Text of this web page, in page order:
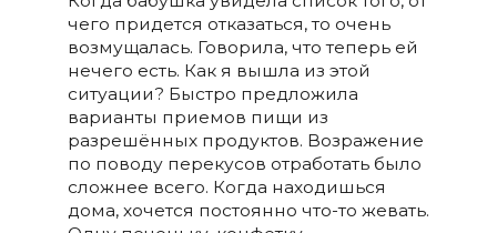
чего придется отказаться, то очень
возмущалась. Говорила, что теперь ей
нечего есть. Как я вышла из этой
ситуации? Быстро предложила
варианты приемов пищи из
разрешённых продуктов. Возражение
по поводу перекусов отработать было
сложнее всего. Когда находишься
дома, хочется постоянно что-то жевать.